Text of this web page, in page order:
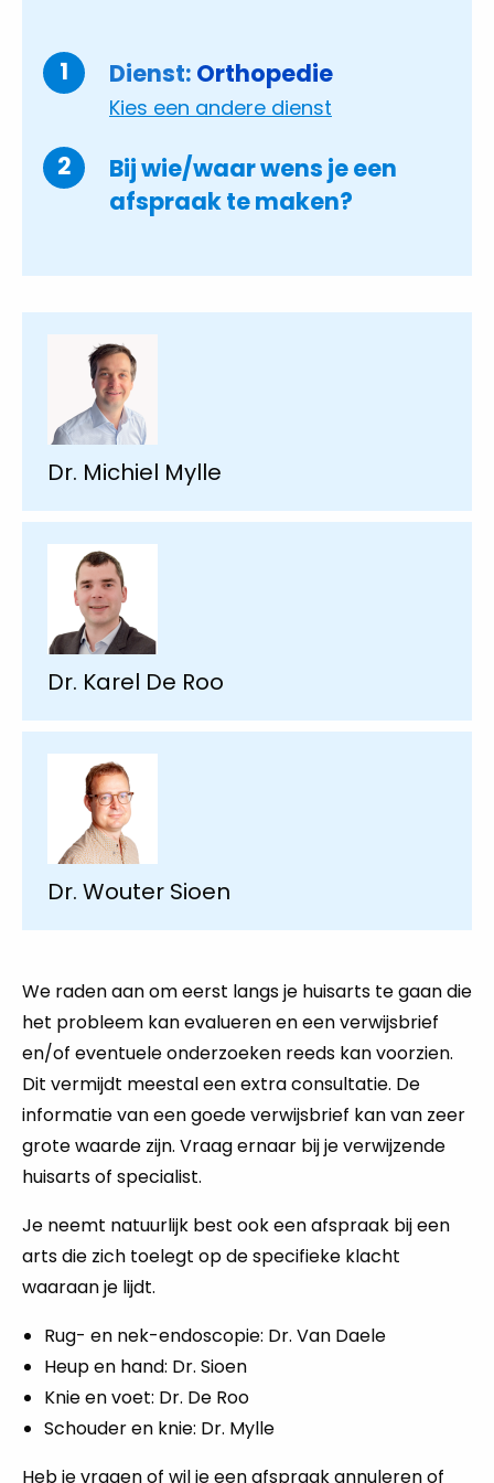
Completed
Dienst: Orthopedie
Kies een andere dienst
Huidige
Bij wie/waar wens je een
afspraak te maken?
Dr. Michiel Mylle
Dr. Karel De Roo
Dr. Wouter Sioen
We raden aan om eerst langs je huisarts te gaan die
het probleem kan evalueren en een verwijsbrief
en/of eventuele onderzoeken reeds kan voorzien.
Dit vermijdt meestal een extra consultatie. De
informatie van een goede verwijsbrief kan van zeer
grote waarde zijn. Vraag ernaar bij je verwijzende
huisarts of specialist.
Je neemt natuurlijk best ook een afspraak bij een
arts die zich toelegt op de specifieke klacht
waaraan je lijdt.
Rug- en nek-endoscopie: Dr. Van Daele
Heup en hand: Dr. Sioen
Knie en voet: Dr. De Roo
Schouder en knie: Dr. Mylle
Heb je vragen of wil je een afspraak annuleren of